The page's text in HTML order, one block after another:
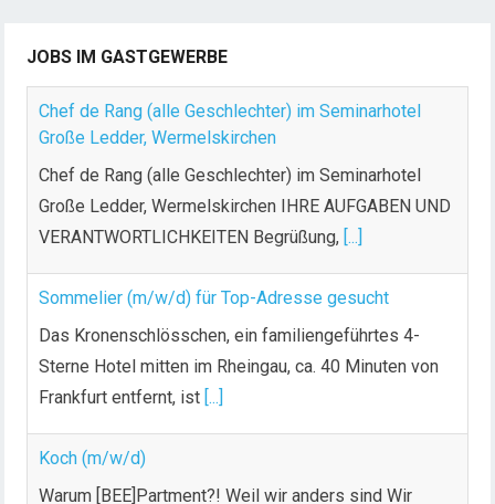
JOBS IM GASTGEWERBE
Chef de Rang (alle Geschlechter) im Seminarhotel
Große Ledder, Wermelskirchen
Chef de Rang (alle Geschlechter) im Seminarhotel
Große Ledder, Wermelskirchen IHRE AUFGABEN UND
VERANTWORTLICHKEITEN Begrüßung, [...]
Sommelier (m/w/d) für Top-Adresse gesucht
Das Kronenschlösschen, ein familiengeführtes 4-
Sterne Hotel mitten im Rheingau, ca. 40 Minuten von
Frankfurt entfernt, ist [...]
Koch (m/w/d)
Warum [BEE]Partment?! Weil wir anders sind Wir